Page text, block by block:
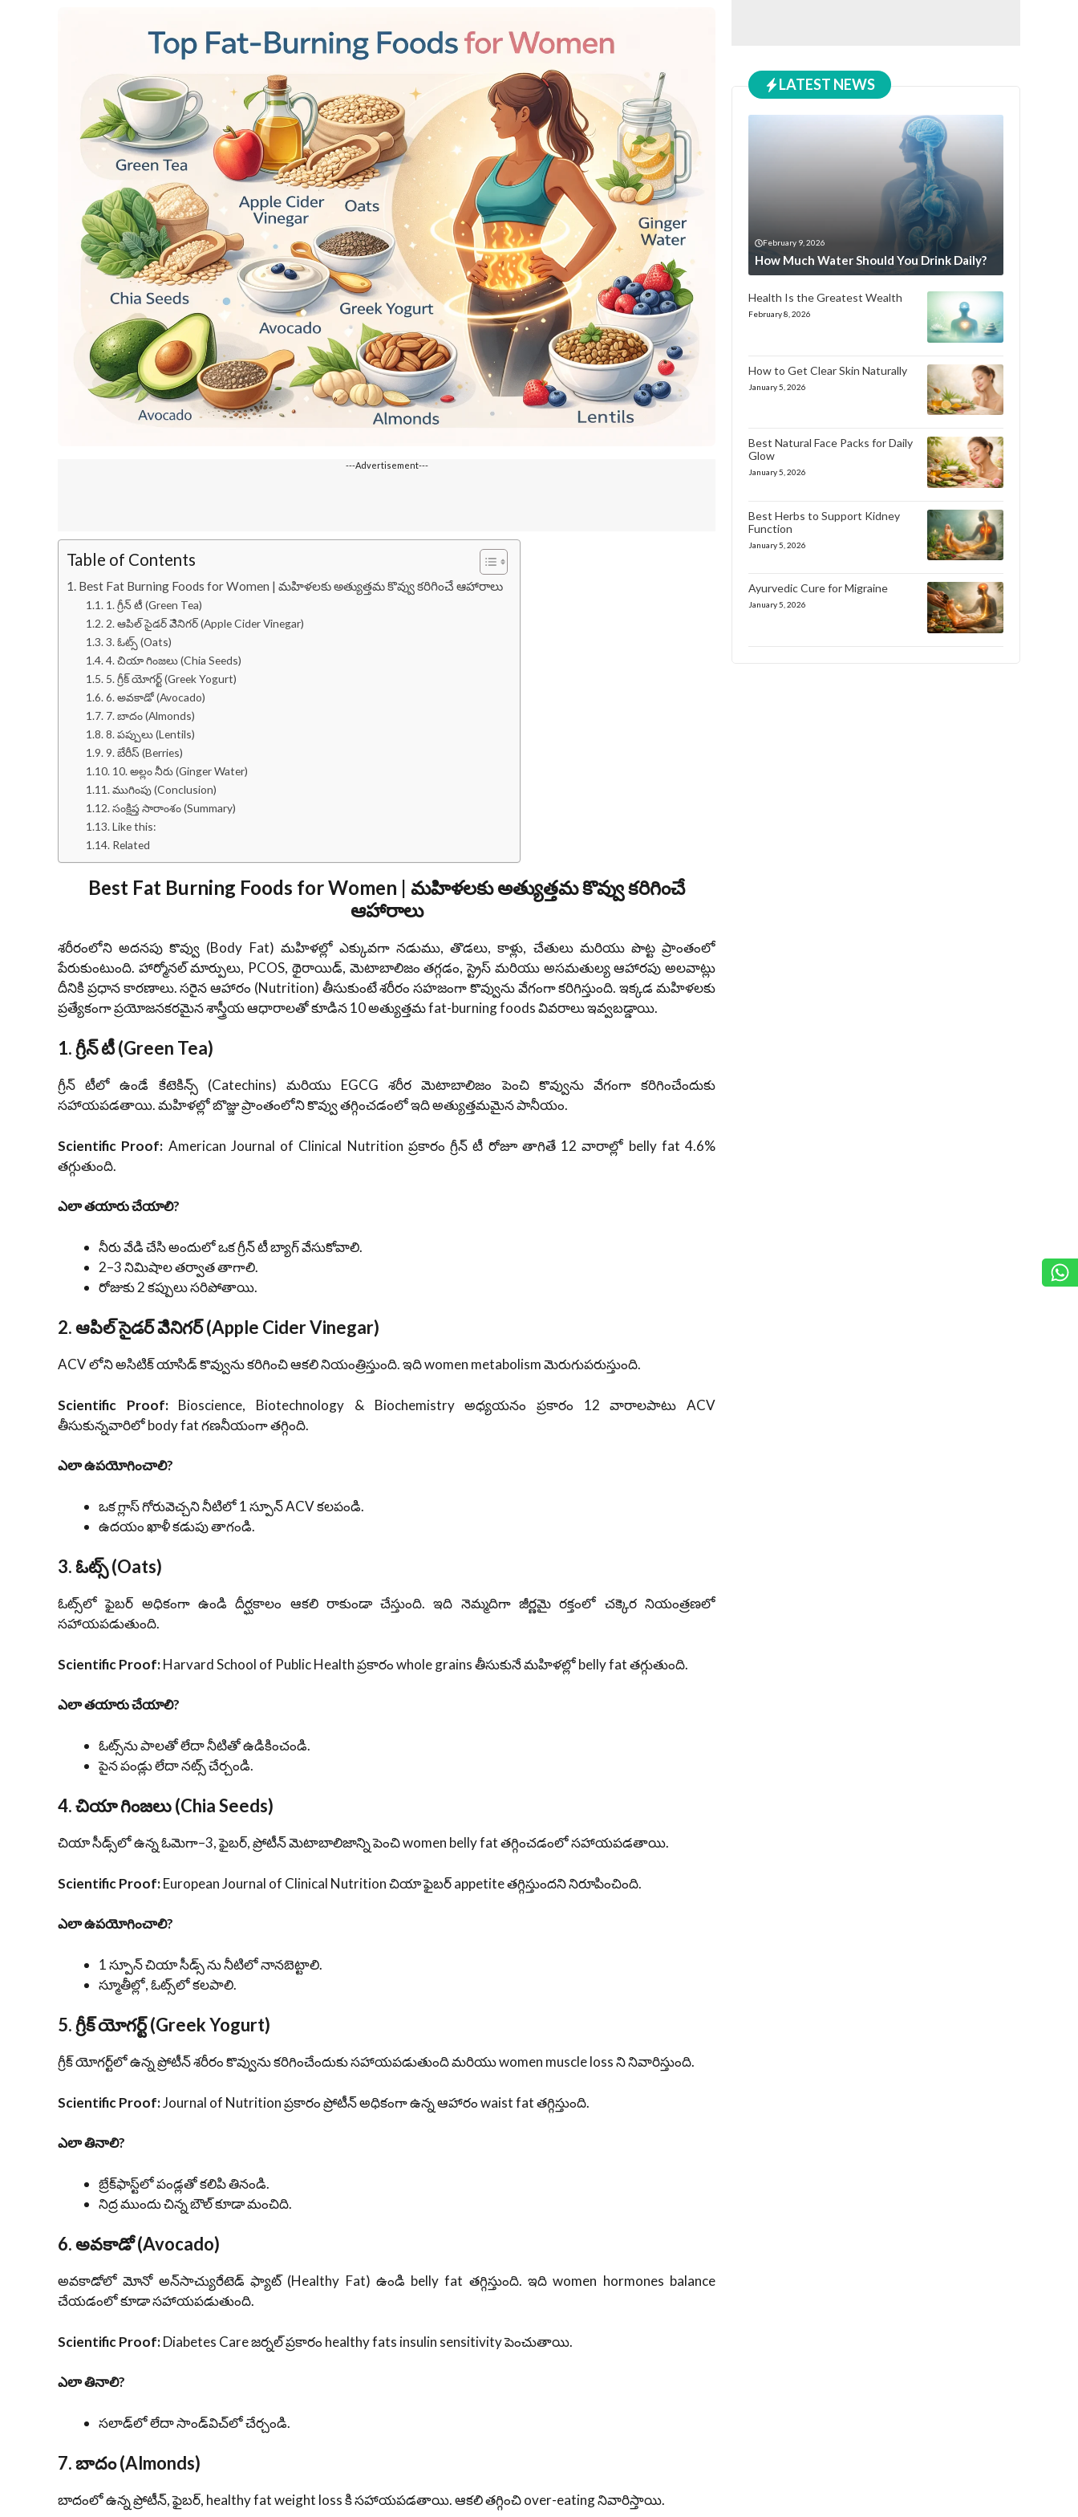
---Advertisement---
Table of Contents
Best Fat Burning Foods for Women | మహిళలకు అత్యుత్తమ కొవ్వు కరిగించే ఆహారాలు
1. గ్రీన్ టీ (Green Tea)
2. ఆపిల్ సైడర్ వెినిగర్ (Apple Cider Vinegar)
3. ఓట్స్ (Oats)
4. చియా గింజలు (Chia Seeds)
5. గ్రీక్ యోగర్ట్ (Greek Yogurt)
6. అవకాడో (Avocado)
7. బాదం (Almonds)
8. పప్పులు (Lentils)
9. బేరీస్ (Berries)
10. అల్లం నీరు (Ginger Water)
ముగింపు (Conclusion)
సంక్షిప్త సారాంశం (Summary)
Like this:
Related
Best Fat Burning Foods for Women | మహిళలకు అత్యుత్తమ కొవ్వు కరిగించే
ఆహారాలు
శరీరంలోని అదనపు కొవ్వు (Body Fat) మహిళల్లో ఎక్కువగా నడుము, తొడలు, కాళ్లు, చేతులు మరియు పొట్ట ప్రాంతంలో
పేరుకుంటుంది. హార్మోనల్ మార్పులు, PCOS, థైరాయిడ్, మెటాబాలిజం తగ్గడం, స్ట్రెస్ మరియు అసమతుల్య ఆహారపు అలవాట్లు
దీనికి ప్రధాన కారణాలు. సరైన ఆహారం (Nutrition) తీసుకుంటే శరీరం సహజంగా కొవ్వును వేగంగా కరిగిస్తుంది. ఇక్కడ మహిళలకు
ప్రత్యేకంగా ప్రయోజనకరమైన శాస్త్రీయ ఆధారాలతో కూడిన 10 అత్యుత్తమ fat-burning foods వివరాలు ఇవ్వబడ్డాయి.
1. గ్రీన్ టీ (Green Tea)
గ్రీన్ టీలో ఉండే కేటెకిన్స్ (Catechins) మరియు EGCG శరీర మెటాబాలిజం పెంచి కొవ్వును వేగంగా కరిగించేందుకు
సహాయపడతాయి. మహిళల్లో బొజ్జు ప్రాంతంలోని కొవ్వు తగ్గించడంలో ఇది అత్యుత్తమమైన పానీయం.
Scientific Proof: American Journal of Clinical Nutrition ప్రకారం గ్రీన్ టీ రోజూ తాగితే 12 వారాల్లో belly fat 4.6%
తగ్గుతుంది.
ఎలా తయారు చేయాలి?
నీరు వేడి చేసి అందులో ఒక గ్రీన్ టీ బ్యాగ్ వేసుకోవాలి.
2–3 నిమిషాల తర్వాత తాగాలి.
రోజుకు 2 కప్పులు సరిపోతాయి.
2. ఆపిల్ సైడర్ వెినిగర్ (Apple Cider Vinegar)
ACV లోని అసిటిక్ యాసిడ్ కొవ్వును కరిగించి ఆకలి నియంత్రిస్తుంది. ఇది women metabolism మెరుగుపరుస్తుంది.
Scientific Proof:Bioscience, Biotechnology & Biochemistry అధ్యయనం ప్రకారం 12 వారాలపాటు ACV
తీసుకున్నవారిలో body fat గణనీయంగా తగ్గింది.
ఎలా ఉపయోగించాలి?
ఒక గ్లాస్ గోరువెచ్చని నీటిలో 1 స్పూన్ ACV కలపండి.
ఉదయం ఖాళీ కడుపు తాగండి.
3. ఓట్స్ (Oats)
ఓట్స్‌లో ఫైబర్ అధికంగా ఉండి దీర్ఘకాలం ఆకలి రాకుండా చేస్తుంది. ఇది నెమ్మదిగా జీర్ణమై రక్తంలో చక్కెర నియంత్రణలో
సహాయపడుతుంది.
Scientific Proof:Harvard School of Public Health ప్రకారం whole grains తీసుకునే మహిళల్లో belly fat తగ్గుతుంది.
ఎలా తయారు చేయాలి?
ఓట్స్‌ను పాలతో లేదా నీటితో ఉడికించండి.
పైన పండ్లు లేదా నట్స్ చేర్చండి.
4. చియా గింజలు (Chia Seeds)
చియా సీడ్స్‌లో ఉన్న ఓమెగా–3, ఫైబర్, ప్రోటీన్ మెటాబాలిజాన్ని పెంచి women belly fat తగ్గించడంలో సహాయపడతాయి.
Scientific Proof:European Journal of Clinical Nutrition చియా ఫైబర్ appetite తగ్గిస్తుందని నిరూపించింది.
ఎలా ఉపయోగించాలి?
1 స్పూన్ చియా సీడ్స్ ను నీటిలో నానబెట్టాలి.
స్మూతీల్లో, ఓట్స్‌లో కలపాలి.
5. గ్రీక్ యోగర్ట్ (Greek Yogurt)
గ్రీక్ యోగర్ట్‌లో ఉన్న ప్రోటీన్ శరీరం కొవ్వును కరిగించేందుకు సహాయపడుతుంది మరియు women muscle loss ని నివారిస్తుంది.
Scientific Proof:Journal of Nutrition ప్రకారం ప్రోటీన్ అధికంగా ఉన్న ఆహారం waist fat తగ్గిస్తుంది.
ఎలా తినాలి?
బ్రేక్‌ఫాస్ట్‌లో పండ్లతో కలిపి తినండి.
నిద్ర ముందు చిన్న బౌల్ కూడా మంచిది.
6. అవకాడో (Avocado)
అవకాడోలో మోనో అన్‌సాచ్యురేటెడ్ ఫ్యాట్ (Healthy Fat) ఉండి belly fat తగ్గిస్తుంది. ఇది women hormones balance
చేయడంలో కూడా సహాయపడుతుంది.
Scientific Proof:Diabetes Care జర్నల్ ప్రకారం healthy fats insulin sensitivity పెంచుతాయి.
ఎలా తినాలి?
సలాడ్‌లో లేదా సాండ్‌విచ్‌లో చేర్చండి.
7. బాదం (Almonds)
బాదంలో ఉన్న ప్రోటీన్, ఫైబర్, healthy fat weight loss కి సహాయపడతాయి. ఆకలి తగ్గించి over-eating నివారిస్తాయి.
LATEST NEWS
February 9, 2026
How Much Water Should You Drink Daily?
Health Is the Greatest Wealth
February 8, 2026
How to Get Clear Skin Naturally
January 5, 2026
Best Natural Face Packs for Daily
Glow
January 5, 2026
Best Herbs to Support Kidney
Function
January 5, 2026
Ayurvedic Cure for Migraine
January 5, 2026